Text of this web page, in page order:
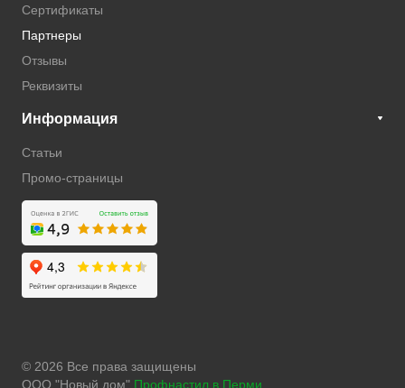
Сертификаты
Партнеры
Отзывы
Реквизиты
Информация
Статьи
Промо-страницы
© 2026 Все права защищены
ООО "Новый дом" Профнастил в Перми